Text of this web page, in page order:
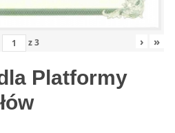
z3 › »
Platformy